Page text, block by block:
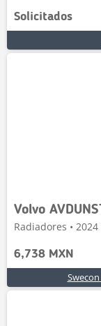
Solicitados
Volvo
Radiadores • 2024
6,738 MXN